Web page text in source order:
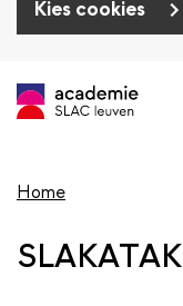
Kies cookies
en
inhoud
Home
SLAKATAK